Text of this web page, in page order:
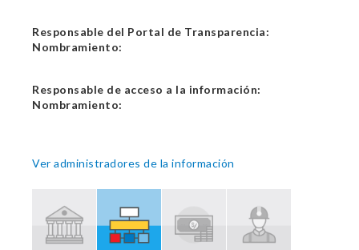
Responsable del Portal de Transparencia:
Nombramiento:
Responsable de acceso a la información:
Nombramiento:
Ver administradores de la información